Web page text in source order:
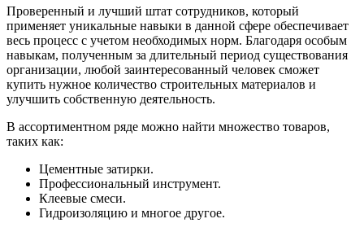
Проверенный и лучший штат сотрудников, который
применяет уникальные навыки в данной сфере обеспечивает
весь процесс с учетом необходимых норм. Благодаря особым
навыкам, полученным за длительный период существования
организации, любой заинтересованный человек сможет
купить нужное количество строительных материалов и
улучшить собственную деятельность.
В ассортиментном ряде можно найти множество товаров,
таких как:
Цементные затирки.
Профессиональный инструмент.
Клеевые смеси.
Гидроизоляцию и многое другое.